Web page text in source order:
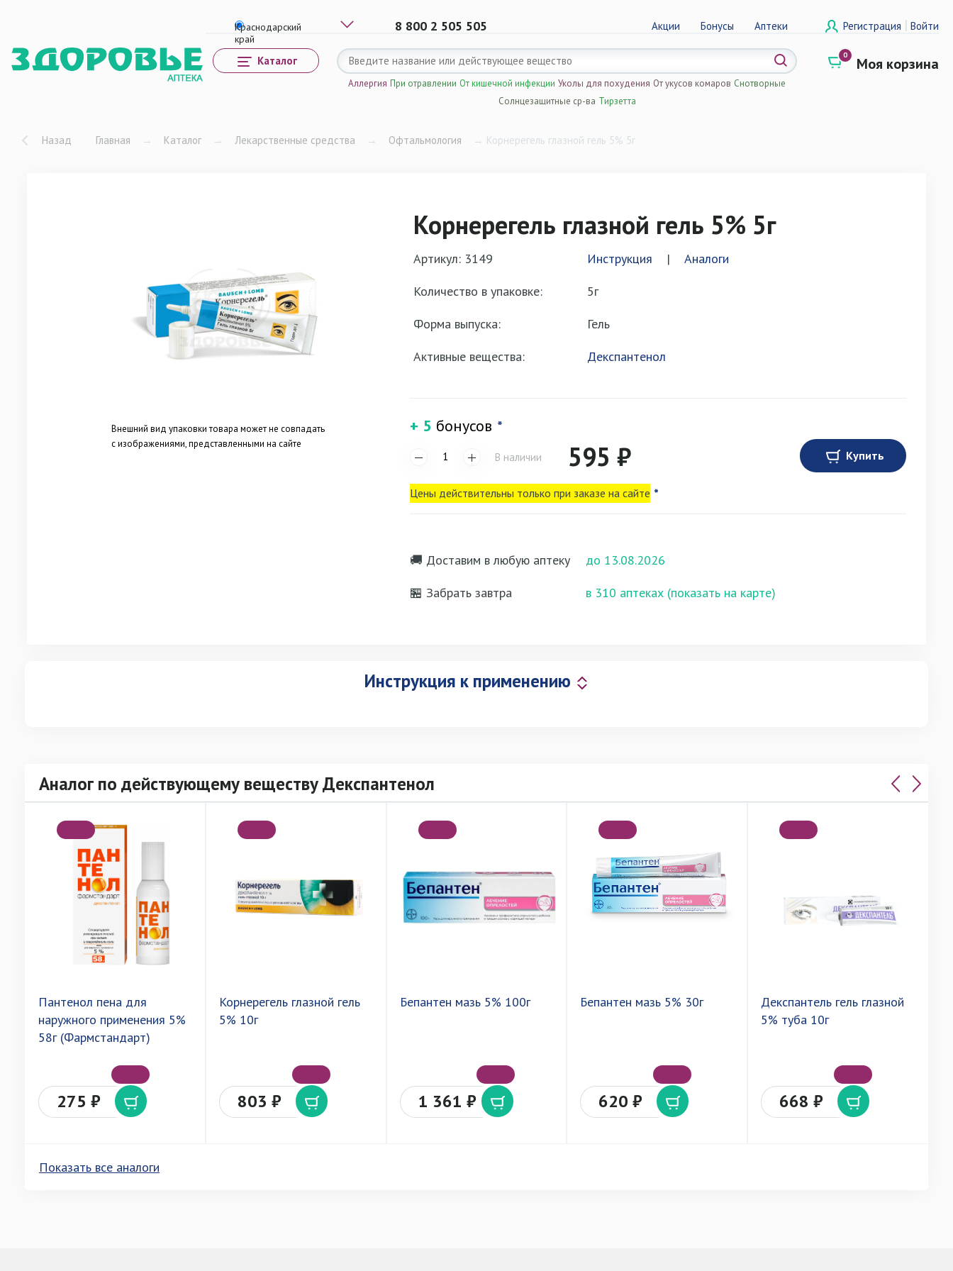
8 800 2 505 505 Акции Бонусы Аптеки Регистрация | Войти
0 Моя корзина
Каталог
Аллергия При отравлении От кишечной инфекции Уколы для похудения От укусов комаров Снотворные
Солнцезащитные ср-ва Тирзетта
Назад Главная → Каталог → Лекарственные средства → Офтальмология → Корнерегель глазной гель 5% 5г
Внешний вид упаковки товара может не совпадать
с изображениями, представленными на сайте
Корнерегель глазной гель 5% 5г
Артикул: 3149 Инструкция |
Аналоги
Количество в упаковке:
5г
Форма выпуска:
Гель
Активные вещества:
Декспантенол
+ 5 бонусов *
В наличии 595 ₽ Купить
Цены действительны только при заказе на сайте *
🚚 Доставим в любую аптеку
до 13.08.2026
🏪 Забрать завтра
в 310 аптеках (показать на карте)
Инструкция к применению
Аналог по действующему веществу Декспантенол
Пантенол пена для
наружного применения 5%
58г (Фармстандарт)
275 ₽
Корнерегель глазной гель
5% 10г
803 ₽
Бепантен мазь 5% 100г
1 361 ₽
Бепантен мазь 5% 30г
620 ₽
Декспантель гель глазной
5% туба 10г
668 ₽
Показать все аналоги